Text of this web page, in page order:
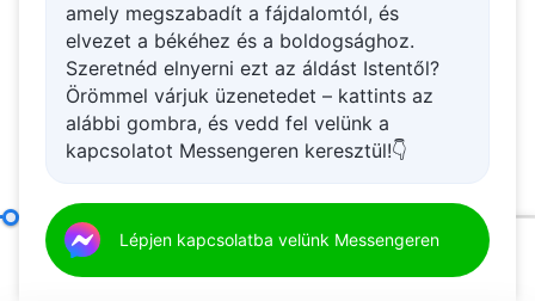
mondod nekem, távozzak Tőled. Ez túlságosan
bántó, túlságosan fájdalmas!” Látjátok Istennek
az emberi hiedelemhez való hozzáállását abból,
ahogyan Isten az ilyen dolgokat kezeli, és
leleplez.) Így van. Isten nem csupán nem kedveli,
hanem gyűlöli ezeket a dolgokat, és a
amely megszabadít a fájdalomtól, és
elvezet a békéhez és a boldogsághoz.
Szeretnéd elnyerni ezt az áldást Istentől?
Örömmel várjuk üzenetedet – kattints az
alábbi gombra, és vedd fel velünk a
kapcsolatot Messengeren keresztül!👇
Lépjen kapcsolatba velünk Messengeren
Csak igaz alávetettséggel lehet valakinek valódi bizalma